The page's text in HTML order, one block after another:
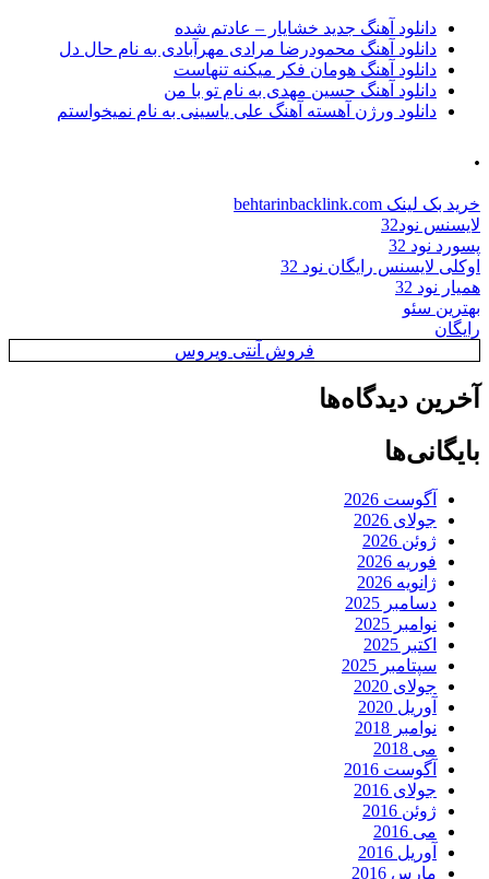
دانلود آهنگ جدید خشایار – عادتم شده
دانلود آهنگ محمودرضا مرادی مهرآبادی به نام حال دل
دانلود آهنگ هومان فکر میکنه تنهاست
دانلود آهنگ حسین مهدی به نام تو با من
دانلود ورژن آهسته آهنگ علی یاسینی به نام نمیخواستم
.
خرید بک لینک behtarinbacklink.com
لایسنس نود32
پسورد نود 32
اوکلی لایسنس رایگان نود 32
همیار نود 32
بهترین سئو
رایگان
فروش آنتی ویروس
آخرین دیدگاه‌ها
بایگانی‌ها
آگوست 2026
جولای 2026
ژوئن 2026
فوریه 2026
ژانویه 2026
دسامبر 2025
نوامبر 2025
اکتبر 2025
سپتامبر 2025
جولای 2020
آوریل 2020
نوامبر 2018
می 2018
آگوست 2016
جولای 2016
ژوئن 2016
می 2016
آوریل 2016
مارس 2016